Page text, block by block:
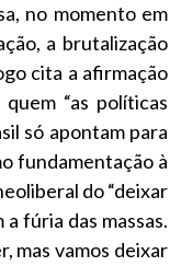
no momento em
a brutalização
cita a afirmação
“as políticas
só apontam para
fundamentação à
do “deixar
fúria das massas.
mas vamos deixar